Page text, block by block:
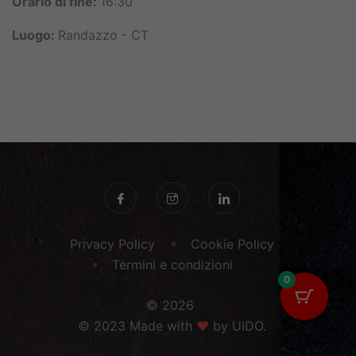
Luogo: Randazzo - CT
Privacy Policy
Cookie Policy
Termini e condizioni
© 2026
© 2023 Made with ♥ by UIDO.
0